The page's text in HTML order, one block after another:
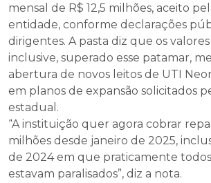
mensal de R$ 12,5 milhões, aceito
entidade, conforme declarações
dirigentes. A pasta diz que os
inclusive, superado esse patamar,
abertura de novos leitos de UTI
em planos de expansão solicitados
estadual.
“A instituição quer agora cobrar
milhões desde janeiro de 2025,
de 2024 em que praticamente todos
estavam paralisados”, diz a nota.